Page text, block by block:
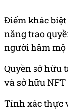
Điểm khác
năng trao
người hâm mộ
Quyền sở hữu
và sở hữu
Tính xác thực